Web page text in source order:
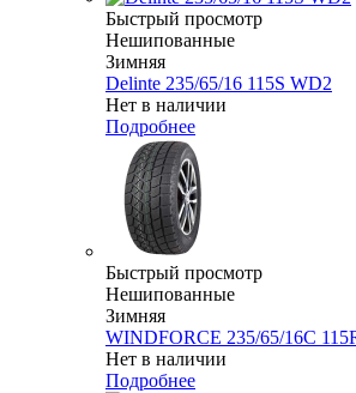
Быстрый просмотр
Нешипованные
Зимняя
Delinte 235/65/16 115S WD2
Нет в наличии
Подробнее
Быстрый просмотр
Нешипованные
Зимняя
WINDFORCE 235/65/16C
Нет в наличии
Подробнее